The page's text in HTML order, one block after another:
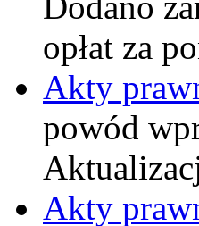
opłat za
Akty
powód
Akty